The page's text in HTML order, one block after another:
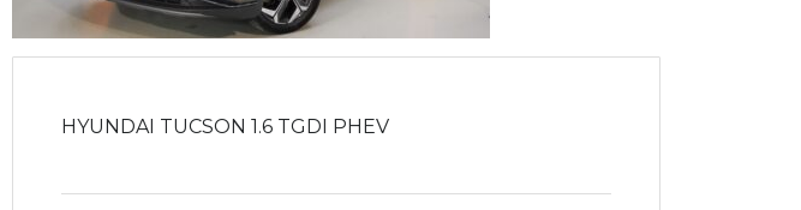
HYUNDAI TUCSON 1.6 TGDI PHEV